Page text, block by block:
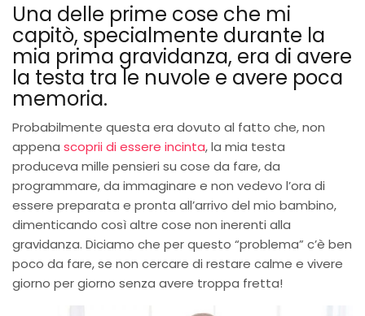
Una delle prime cose che mi
capitò, specialmente durante la
mia prima gravidanza, era di avere
la testa tra le nuvole e avere poca
memoria.
Probabilmente questa era dovuto al fatto che, non
appena scoprii di essere incinta, la mia testa
produceva mille pensieri su cose da fare, da
programmare, da immaginare e non vedevo l’ora di
essere preparata e pronta all’arrivo del mio bambino,
dimenticando così altre cose non inerenti alla
gravidanza. Diciamo che per questo “problema” c’è ben
poco da fare, se non cercare di restare calme e vivere
giorno per giorno senza avere troppa fretta!